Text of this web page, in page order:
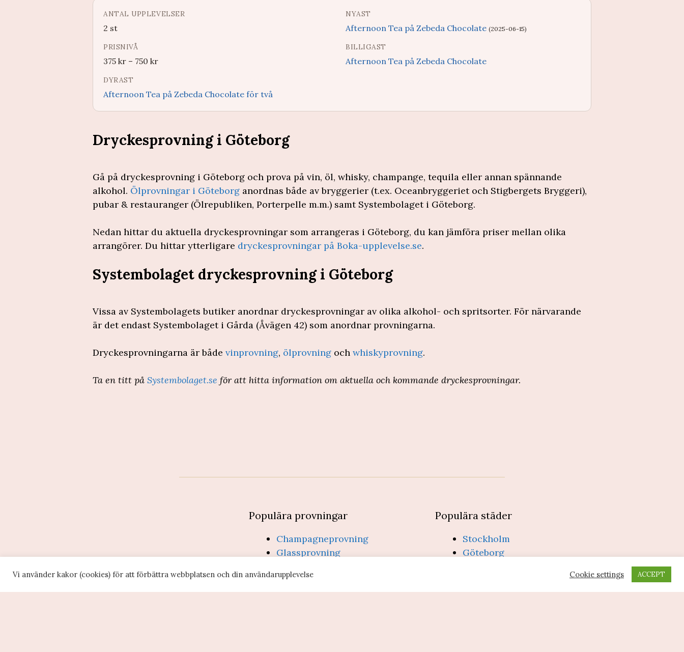
ANTAL UPPLEVELSER
2 st
NYAST
Afternoon Tea på Zebeda Chocolate (2025-06-15)
PRISNIVÅ
375 kr – 750 kr
BILLIGAST
Afternoon Tea på Zebeda Chocolate
DYRAST
Afternoon Tea på Zebeda Chocolate för två
Dryckesprovning i Göteborg
Gå på dryckesprovning i Göteborg och prova på vin, öl, whisky, champange, tequila eller annan spännande
alkohol. Ölprovningar i Göteborg anordnas både av bryggerier (t.ex. Oceanbryggeriet och Stigbergets Bryggeri),
pubar & restauranger (Ölrepubliken, Porterpelle m.m.) samt Systembolaget i Göteborg.
Nedan hittar du aktuella dryckesprovningar som arrangeras i Göteborg, du kan jämföra priser mellan olika
arrangörer. Du hittar ytterligare dryckesprovningar på Boka-upplevelse.se.
Systembolaget dryckesprovning i Göteborg
Vissa av Systembolagets butiker anordnar dryckesprovningar av olika alkohol- och spritsorter. För närvarande
är det endast Systembolaget i Gårda (Åvägen 42) som anordnar provningarna.
Dryckesprovningarna är både vinprovning, ölprovning och whiskyprovning.
Ta en titt på Systembolaget.se för att hitta information om aktuella och kommande dryckesprovningar.
Populära provningar
Champagneprovning
Glassprovning
Vinprovning
Ölprovning
Populära städer
Stockholm
Göteborg
Örebro
Vi använder kakor (cookies) för att förbättra webbplatsen och din användarupplevelse Cookie settings ACCEPT